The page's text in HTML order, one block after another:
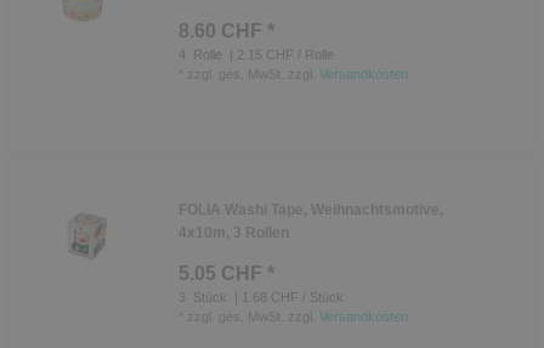
8.60 CHF *
4 Rolle
| 2.15 CHF / Rolle
zzgl. ges. MwSt. zzgl. Versandkosten
FOLIA Washi Tape, Weihnachtsmotive,
4x10m, 3 Rollen
5.05 CHF *
3 Stück
| 1.68 CHF / Stück
zzgl. ges. MwSt. zzgl. Versandkosten